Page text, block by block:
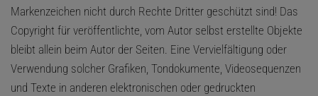
Markenzeichen nicht durch Rechte Dritter geschützt sind! Das
Copyright für veröffentlichte, vom Autor selbst erstellte Objekte
bleibt allein beim Autor der Seiten. Eine Vervielfältigung oder
Verwendung solcher Grafiken, Tondokumente, Videosequenzen
und Texte in anderen elektronischen oder gedruckten